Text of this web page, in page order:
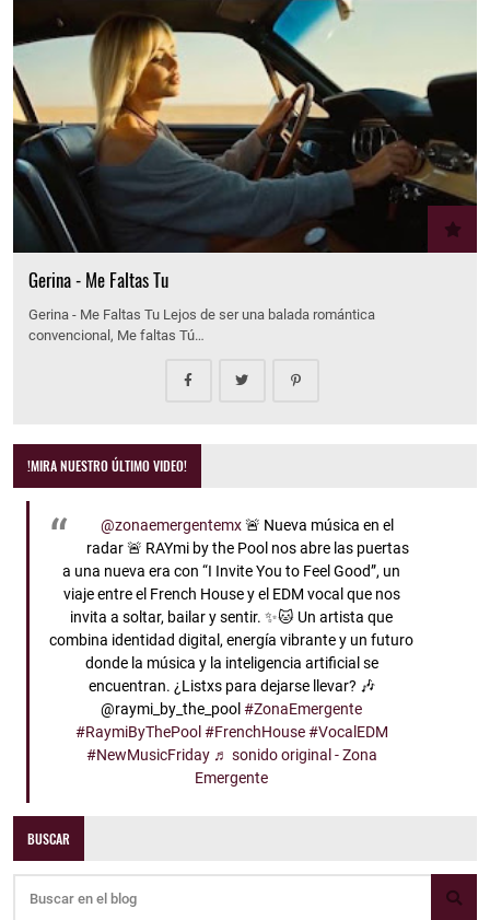
Gerina - Me Faltas Tu
Gerina - Me Faltas Tu Lejos de ser una balada romántica
convencional, Me faltas Tú…
!MIRA NUESTRO ÚLTIMO VIDEO!
@zonaemergentemx🚨 Nueva música en el
radar 🚨 RAYmi by the Pool nos abre las puertas
a una nueva era con “I Invite You to Feel Good”, un
viaje entre el French House y el EDM vocal que nos
invita a soltar, bailar y sentir. ✨🐱 Un artista que
combina identidad digital, energía vibrante y un futuro
donde la música y la inteligencia artificial se
encuentran. ¿Listxs para dejarse llevar? 🎶
@raymi_by_the_pool#ZonaEmergente
#RaymiByThePool #FrenchHouse #VocalEDM
#NewMusicFriday ♬ sonido original - Zona
Emergente
BUSCAR